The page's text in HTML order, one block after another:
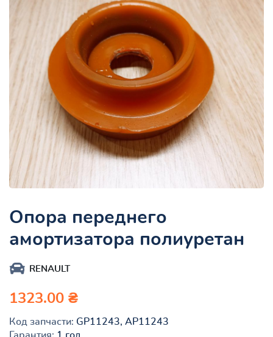
Опора переднего
амортизатора полиуретан
RENAULT
1323.00 ₴
Код запчасти: GP11243, AP11243
Гарантия: 1 год